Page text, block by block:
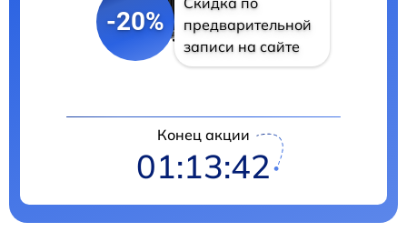
-20%
предварительной
записи на сайте
Конец акции
01:13:41